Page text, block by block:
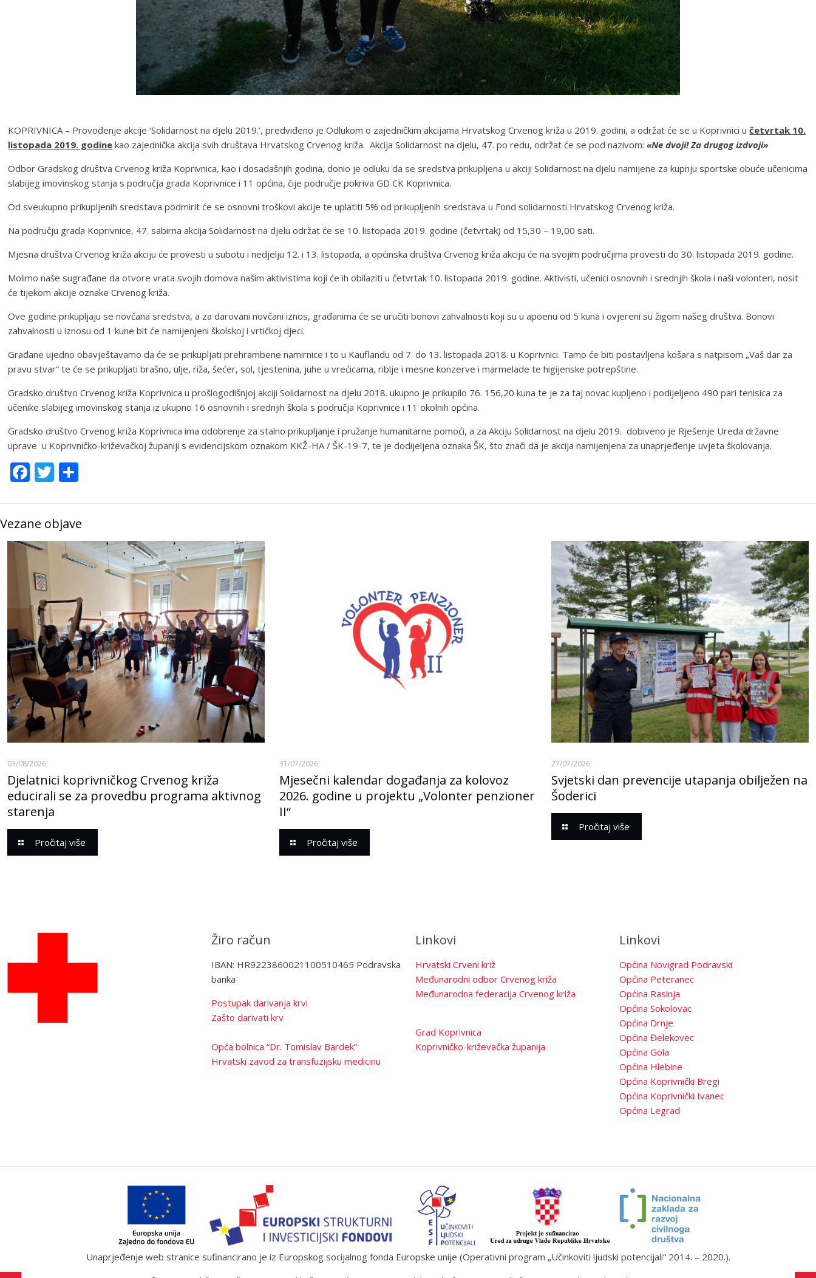
KOPRIVNICA – Provođenje akcije ‘Solidarnost na djelu 2019.’, predviđeno je Odlukom o zajedničkim akcijama Hrvatskog Crvenog križa u 2019. godini, a održat će se u Koprivnici učetvrtak 10.
listopada 2019. godine kao zajednička akcija svih društava Hrvatskog Crvenog križa. Akcija Solidarnost na djelu, 47. po redu, održat će se pod nazivom:«Ne dvoji! Za drugog izdvoji»
Odbor Gradskog društva Crvenog križa Koprivnica, kao i dosadašnjih godina, donio je odluku da se sredstva prikupljena u akciji Solidarnost na djelu namijene za kupnju sportske obuće učenicima
slabijeg imovinskog stanja s područja grada Koprivnice i 11 općina, čije područje pokriva GD CK Koprivnica.
Od sveukupno prikupljenih sredstava podmirit će se osnovni troškovi akcije te uplatiti 5% od prikupljenih sredstava u Fond solidarnosti Hrvatskog Crvenog križa.
Na području grada Koprivnice, 47. sabirna akcija Solidarnost na djelu održat će se 10. listopada 2019. godine (četvrtak) od 15,30 – 19,00 sati.
Mjesna društva Crvenog križa akciju će provesti u subotu i nedjelju 12. i 13. listopada, a općinska društva Crvenog križa akciju će na svojim područjima provesti do 30. listopada 2019. godine.
Molimo naše sugrađane da otvore vrata svojih domova našim aktivistima koji će ih obilaziti u četvrtak 10. listopada 2019. godine. Aktivisti, učenici osnovnih i srednjih škola i naši volonteri, nosit
će tijekom akcije oznake Crvenog križa.
Ove godine prikupljaju se novčana sredstva, a za darovani novčani iznos, građanima će se uručiti bonovi zahvalnosti koji su u apoenu od 5 kuna i ovjereni su žigom našeg društva. Bonovi
zahvalnosti u iznosu od 1 kune bit će namijenjeni školskoj i vrtićkoj djeci.
Građane ujedno obavještavamo da će se prikupljati prehrambene namirnice i to u Kauflandu od 7. do 13. listopada 2018. u Koprivnici. Tamo će biti postavljena košara s natpisom „Vaš dar za
pravu stvar“ te će se prikupljati brašno, ulje, riža, šećer, sol, tjestenina, juhe u vrećicama, riblje i mesne konzerve i marmelade te higijenske potrepštine.
Gradsko društvo Crvenog križa Koprivnica u prošlogodišnjoj akciji Solidarnost na djelu 2018. ukupno je prikupilo 76. 156,20 kuna te je za taj novac kupljeno i podijeljeno 490 pari tenisica za
učenike slabijeg imovinskog stanja iz ukupno 16 osnovnih i srednjih škola s područja Koprivnice i 11 okolnih općina.
Gradsko društvo Crvenog križa Koprivnica ima odobrenje za stalno prikupljanje i pružanje humanitarne pomoći, a za Akciju Solidarnost na djelu 2019. dobiveno je Rješenje Ureda državne
uprave u Koprivničko-križevačkoj županiji s evidencijskom oznakom KKŽ-HA / ŠK-19-7, te je dodijeljena oznaka ŠK, što znači da je akcija namijenjena za unaprjeđenje uvjeta školovanja.
Facebook
Twitter
Vezane objave
03/08/2026
Djelatnici koprivničkog Crvenog križa
educirali se za provedbu programa aktivnog
starenja
Pročitaj više
31/07/2026
Mjesečni kalendar događanja za kolovoz
2026. godine u projektu „Volonter penzioner
II“
Pročitaj više
27/07/2026
Svjetski dan prevencije utapanja obilježen na
Šoderici
Pročitaj više
Žiro račun
IBAN: HR9223860021100510465 Podravska
banka
Postupak darivanja krvi
Zašto darivati krv
Opća bolnica “Dr. Tomislav Bardek”
Hrvatski zavod za transfuzijsku medicinu
Linkovi
Hrvatski Crveni križ
Međunarodni odbor Crvenog križa
Međunarodna federacija Crvenog križa
Grad Koprivnica
Koprivničko-križevačka županija
Linkovi
Općina Novigrad Podravski
Općina Peteranec
Općina Rasinja
Općina Sokolovac
Općina Drnje
Općina Đelekovec
Općina Gola
Općina Hlebine
Općina Koprivnički Bregi
Općina Koprivnički Ivanec
Općina Legrad
Unaprjeđenje web stranice sufinancirano je iz Europskog socijalnog fonda Europske unije (Operativni program „Učinkoviti ljudski potencijali“ 2014. – 2020.).